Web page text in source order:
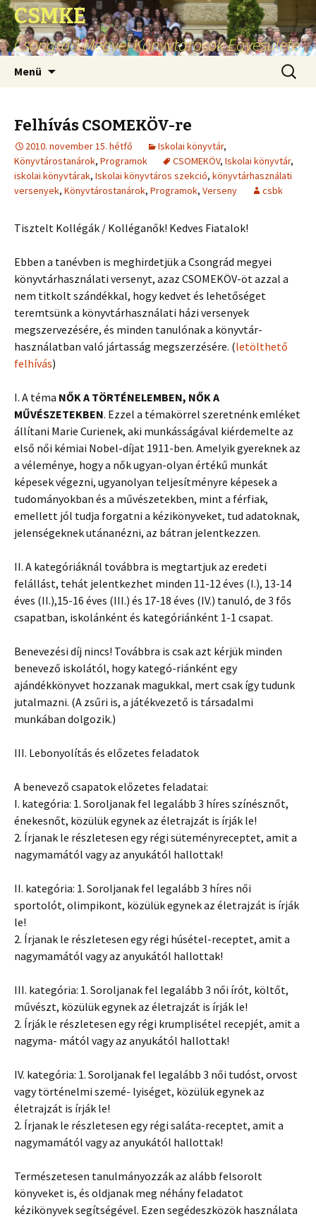
CSMKE
Csongrád Megyei Könyvtárosok Egyesülete
Menü
Felhívás CSOMEKÖV-re
2010. november 15. hétfő Iskolai könyvtár,
Könyvtárostanárok, Programok CSOMEKÖV, Iskolai könyvtár,
iskolai könyvtárak, Iskolai könyvtáros szekció, könyvtárhasználati
versenyek, Könyvtárostanárok, Programok, Verseny csbk
Tisztelt Kollégák / Kolléganők! Kedves Fiatalok!
Ebben a tanévben is meghirdetjük a Csongrád megyei
könyvtárhasználati versenyt, azaz CSOMEKÖV-öt azzal a
nem titkolt szándékkal, hogy kedvet és lehetőséget
teremtsünk a könyvtárhasználati házi versenyek
megszervezésére, és minden tanulónak a könyvtár-
használatban való jártasság megszerzésére. (letölthető
felhívás)
I. A téma NŐK A TÖRTÉNELEMBEN, NŐK A
MŰVÉSZETEKBEN. Ezzel a témakörrel szeretnénk emléket
állítani Marie Curienek, aki munkásságával kiérdemelte az
első női kémiai Nobel-díjat 1911-ben. Amelyik gyereknek az
a véleménye, hogy a nők ugyan-olyan értékű munkát
képesek végezni, ugyanolyan teljesítményre képesek a
tudományokban és a művészetekben, mint a férfiak,
emellett jól tudja forgatni a kézikönyveket, tud adatoknak,
jelenségeknek utánanézni, az bátran jelentkezzen.
II. A kategóriáknál továbbra is megtartjuk az eredeti
felállást, tehát jelentkezhet minden 11-12 éves (I.), 13-14
éves (II.),15-16 éves (III.) és 17-18 éves (IV.) tanuló, de 3 fős
csapatban, iskolánként és kategóriánként 1-1 csapat.
Benevezési díj nincs! Továbbra is csak azt kérjük minden
benevező iskolától, hogy kategó-riánként egy
ajándékkönyvet hozzanak magukkal, mert csak így tudunk
jutalmazni. (A zsűri is, a játékvezető is társadalmi
munkában dolgozik.)
III. Lebonyolítás és előzetes feladatok
A benevező csapatok előzetes feladatai:
I. kategória: 1. Soroljanak fel legalább 3 híres színésznőt,
énekesnőt, közülük egynek az életrajzát is írják le!
2. Írjanak le részletesen egy régi süteményreceptet, amit a
nagymamától vagy az anyukától hallottak!
II. kategória: 1. Soroljanak fel legalább 3 híres női
sportolót, olimpikont, közülük egynek az életrajzát is írják
le!
2. Írjanak le részletesen egy régi húsétel-receptet, amit a
nagymamától vagy az anyukától hallottak!
III. kategória: 1. Soroljanak fel legalább 3 női írót, költőt,
művészt, közülük egynek az életrajzát is írják le!
2. Írják le részletesen egy régi krumplisétel recepjét, amit a
nagyma- mától vagy az anyukától hallottak!
IV. kategória: 1. Soroljanak fel legalább 3 női tudóst, orvost
vagy történelmi szemé- lyiséget, közülük egynek az
életrajzát is írják le!
2. Írjanak le részletesen egy régi saláta-receptet, amit a
nagymamától vagy az anyukától hallottak!
Természetesen tanulmányozzák az alább felsorolt
könyveket is, és oldjanak meg néhány feladatot
kézikönyvek segítségével. Ezen segédeszközök használata